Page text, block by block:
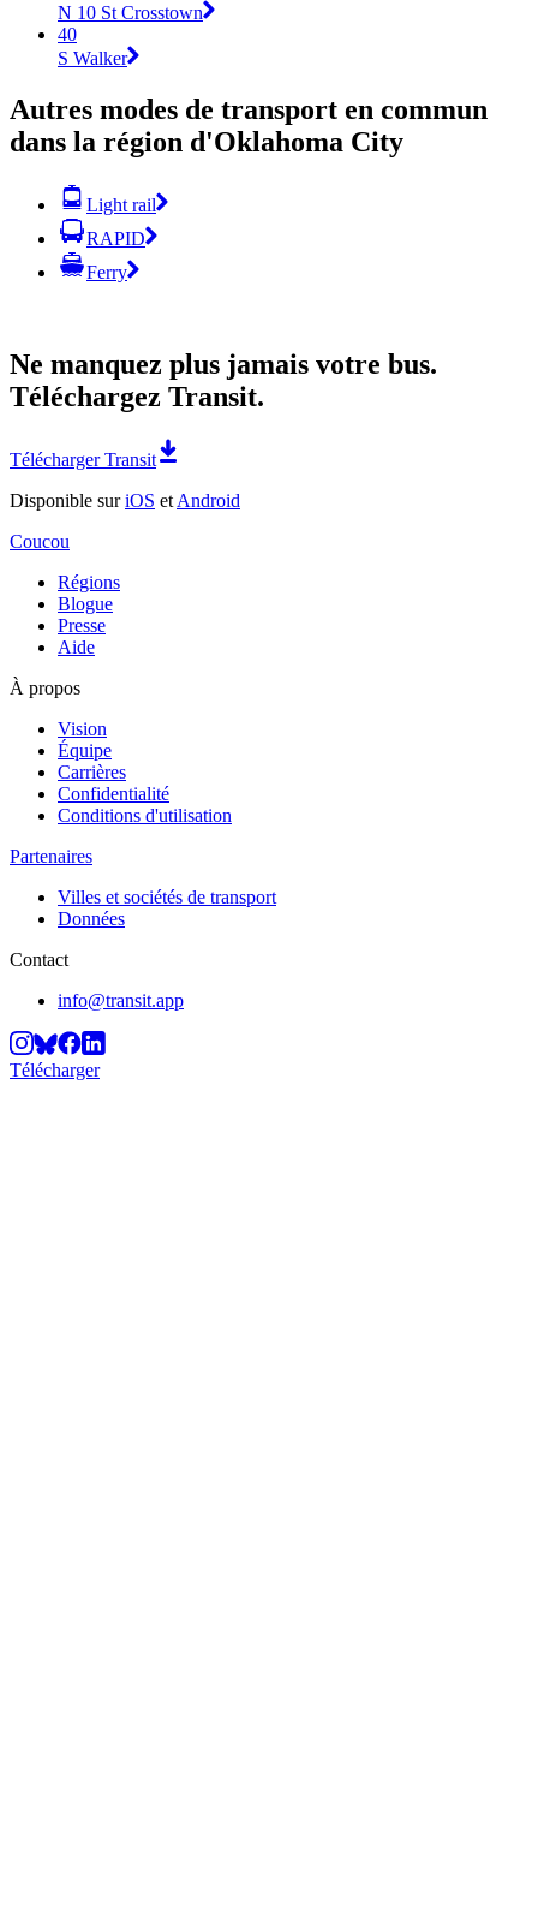
N 10 St Crosstown
40
S Walker
Autres modes de transport en commun
dans la région d'Oklahoma City
Light rail
RAPID
Ferry
Ne manquez plus jamais votre bus.
Téléchargez Transit.
Télécharger Transit
Disponible suriOS et Android
Coucou
Régions
Blogue
Presse
Aide
À propos
Vision
Équipe
Carrières
Confidentialité
Conditions d'utilisation
Partenaires
Villes et sociétés de transport
Données
Contact
info@transit.app
Télécharger